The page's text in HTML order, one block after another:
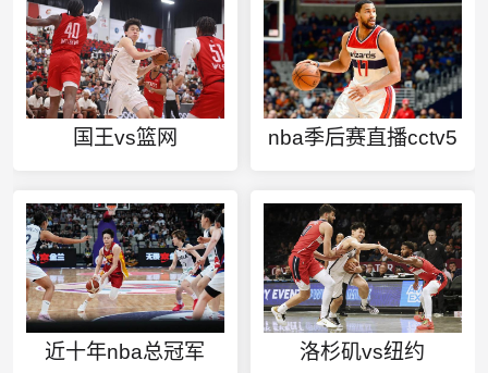
国王vs篮网 nba季后赛直播cctv5
近十年nba总冠军 洛杉矶vs纽约